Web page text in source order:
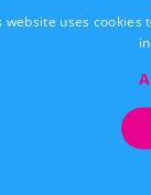
website uses cookies